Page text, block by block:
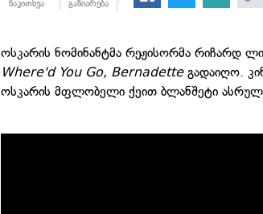
წაკითხვა გაზიარება
ოსკარის ნომინანტმა რეჟისორმა რიჩარდ
Where'd You Go, Bernadetteგადაიღო.
ოსკარის მფლობელი ქეით ბლანშეტი